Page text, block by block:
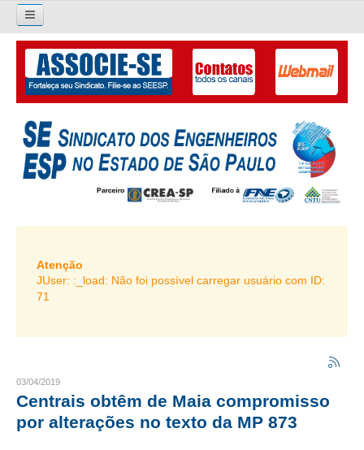
Pesquisar...
O SINDICATO
APRESENTAÇÃO
PALAVRA DO PRESIDENTE
DIRETORIA
LIVRO GESTÃO 2026-2029
SUBSEDES SINDICAIS
CRESCE BRASIL
CONSELHO TECNOLÓGICO
Atenção
JUser: :_load: Não foi possível carregar usuário com ID:
71
03/04/2019
Centrais obtêm de Maia compromisso
por alterações no texto da MP 873